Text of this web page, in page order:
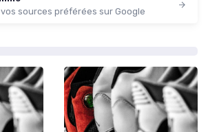
sources préférées sur Google